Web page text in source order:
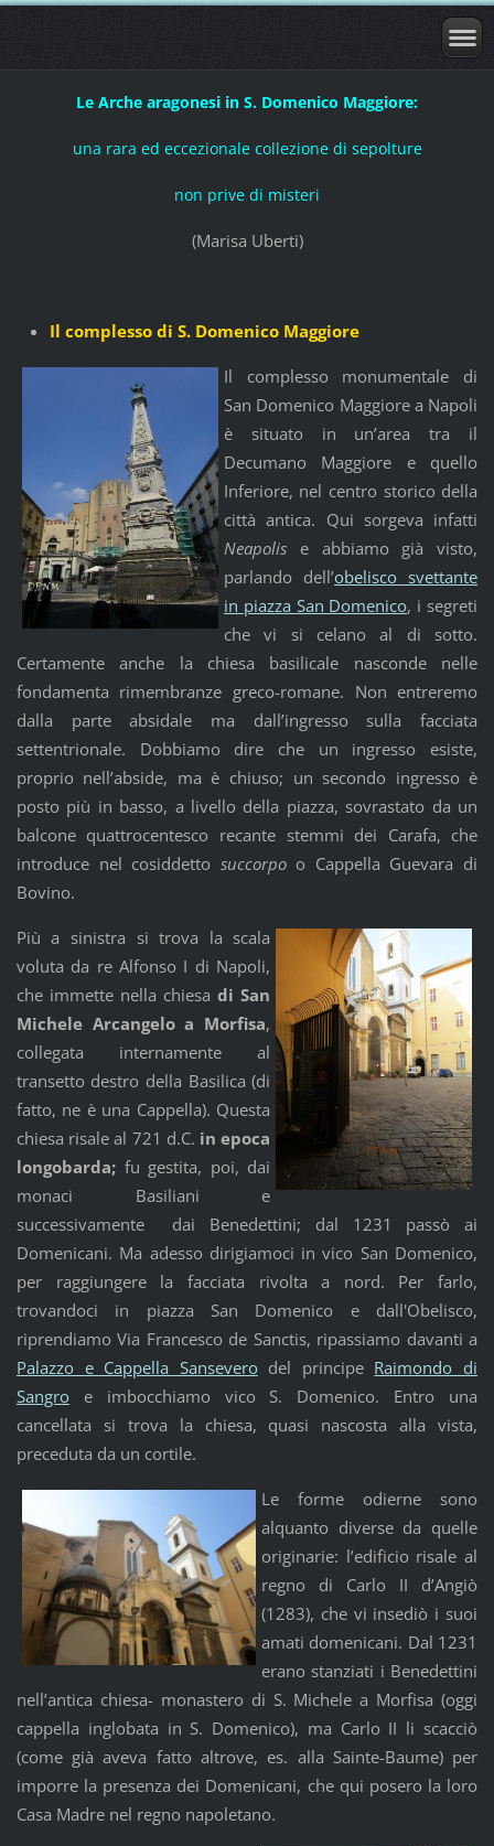
Le Arche aragonesi in S. Domenico Maggiore:
una rara ed eccezionale collezione di sepolture
non prive di misteri
(Marisa Uberti)
Il complesso di S. Domenico Maggiore
Il complesso monumentale di
San Domenico Maggiore a Napoli
è situato in un’area tra il
Decumano Maggiore e quello
Inferiore, nel centro storico della
città antica. Qui sorgeva infatti
Neapolise abbiamo già visto,
parlando dell’obelisco svettante
in piazza San Domenico, i segreti
che vi si celano al di sotto.
Certamente anche la chiesa basilicale nasconde nelle
fondamenta rimembranze greco-romane. Non entreremo
dalla parte absidale ma dall’ingresso sulla facciata
settentrionale. Dobbiamo dire che un ingresso esiste,
proprio nell’abside, ma è chiuso; un secondo ingresso è
posto più in basso, a livello della piazza, sovrastato da un
balcone quattrocentesco recante stemmi dei Carafa, che
introduce nel cosiddetto succorpoo Cappella Guevara di
Bovino.
Più a sinistra si trova la scala
voluta da re Alfonso I di Napoli,
che immette nella chiesadi San
Michele Arcangelo a Morfisa,
collegata internamente al
transetto destro della Basilica (di
fatto, ne è una Cappella). Questa
chiesa risale al 721 d.C. in epoca
longobarda; fu gestita, poi, dai
monaci Basiliani e
successivamente dai Benedettini; dal 1231 passò ai
Domenicani. Ma adesso dirigiamoci in vico San Domenico,
per raggiungere la facciata rivolta a nord. Per farlo,
trovandoci in piazza San Domenico e dall'Obelisco,
riprendiamo Via Francesco de Sanctis, ripassiamo davanti a
Palazzo e Cappella Sanseverodel principe Raimondo di
Sangroe imbocchiamo vico S. Domenico. Entro una
cancellata si trova la chiesa, quasi nascosta alla vista,
preceduta da un cortile.
Le forme odierne sono
alquanto diverse da quelle
originarie: l’edificio risale al
regno di Carlo II d’Angiò
(1283), che vi insediò i suoi
amati domenicani. Dal 1231
erano stanziati i Benedettini
nell’antica chiesa- monastero di S. Michele a Morfisa (oggi
cappella inglobata in S. Domenico), ma Carlo II li scacciò
(come già aveva fatto altrove, es. alla Sainte-Baume) per
imporre la presenza dei Domenicani, che qui posero la loro
Casa Madre nel regno napoletano.